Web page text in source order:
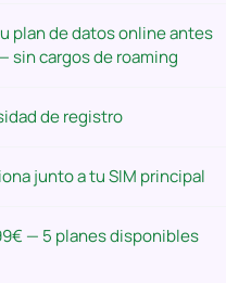
plan de datos online antes
sin cargos de roaming
de registro
junto a tu SIM principal
— 5 planes disponibles